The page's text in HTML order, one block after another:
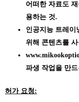
어떠한 자료도
용하는 것.
인공지능 트레이
위해 콘텐츠를
파생 작업을 만
허가 요청: